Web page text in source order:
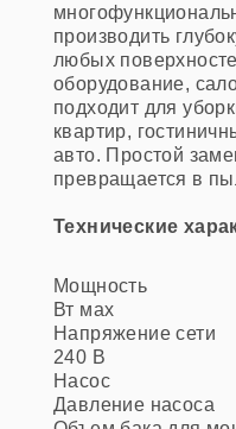
производить
любых
оборудование,
подходит для
квартир,
авто. Простой
превращается в
Технические
Вт мах
240 В
Давление